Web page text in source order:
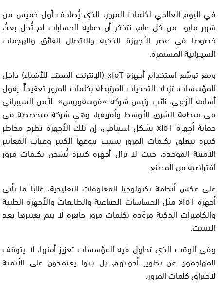
في اليوم العالمي لكلمات المرور، الذي يُصادف أول خميس من
شهر مايو من كل عام، نتذكر أن حماية الحسابات لم تُحل بعدُ،
خصوصاً في عصر الأجهزة الذكية والاتصال الفائق والهجمات
السيبرانية المستمرة.
ومع توسّع استخدام أجهزة xIoT (الإنترنت الممتد للأشياء) داخل
المؤسسات، تزداد التحديات المرتبطة بكلمات المرور تعقيداً. يقول
أسامة الزعبي، نائب رئيس شركة «فوسفوريس» للأمن السيبراني
في منطقة الشرق الأوسط وأفريقيا، وهي شركة متخصصة في
حماية أجهزة xIoT بشكل استباقي، إن تلك الأجهزة تطرح مخاطر
كبيرة تتعلق بكلمات المرور بسبب تنوعها الكبير وغياب المعايير
الأمنية الموحدة، حيث لا تزال أجهزة كثيرة تُشحن بكلمات مرور
افتراضية من المصنع.
على عكس أنظمة تكنولوجيا المعلومات التقليدية، غالباً ما تأتي
أجهزة xIoT مثل الحساسات الصناعية والطابعات والأجهزة الطبية
والكاميرات الذكية مزوّدة بكلمات مرور جاهزة لا يتم تغييرها بعد
التثبيت.
وفي الوقت الذي تحاول فيه المؤسسات تعزيز أمنها، لا يتوقف
المهاجمون عن تطوير أدواتهم، بل باتوا يعتمدون على الأتمتة
لاختراق كلمات المرور.